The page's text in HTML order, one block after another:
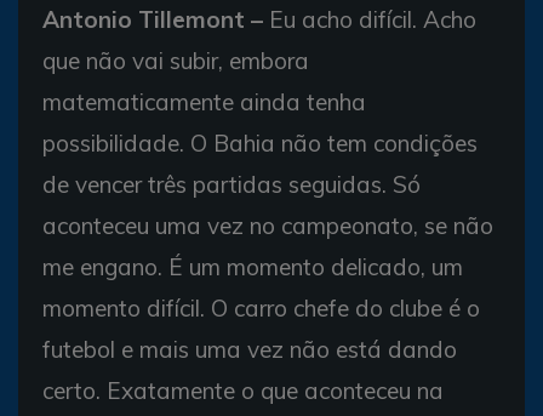
Antonio Tillemont – Eu acho difícil. Acho
que não vai subir, embora
matematicamente ainda tenha
possibilidade. O Bahia não tem condições
de vencer três partidas seguidas. Só
aconteceu uma vez no campeonato, se não
me engano. É um momento delicado, um
momento difícil. O carro chefe do clube é o
futebol e mais uma vez não está dando
certo. Exatamente o que aconteceu na